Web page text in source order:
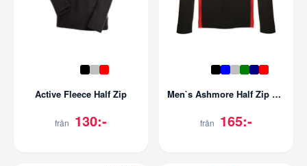
Active Fleece Half Zip
från 130:-
Men`s Ashmore Half Zip Fleece
från 165:-